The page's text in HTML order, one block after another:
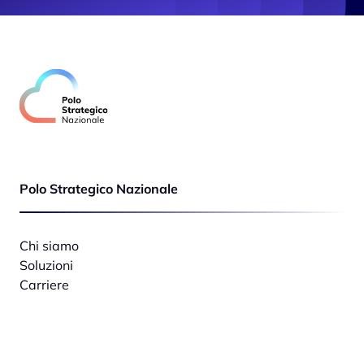
Polo Strategico Nazionale
Chi siamo
Soluzioni
Carriere